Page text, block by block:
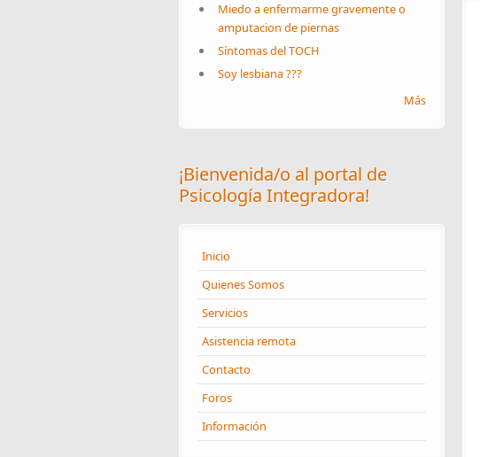
Miedo a enfermarme gravemente o
amputacion de piernas
Síntomas del TOCH
Soy lesbiana ???
Más
¡Bienvenida/o al portal de
Psicología Integradora!
Inicio
Quienes Somos
Servicios
Asistencia remota
Contacto
Foros
Información